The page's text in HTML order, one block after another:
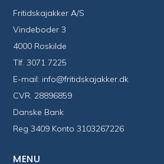
Fritidskajakker A/S
Vindeboder 3
4000 Roskilde
Tlf.3071 7225
E-mail: info@fritidskajakker.dk
CVR. 28896859
Danske Bank
Reg 3409 Konto 3103267226
MENU